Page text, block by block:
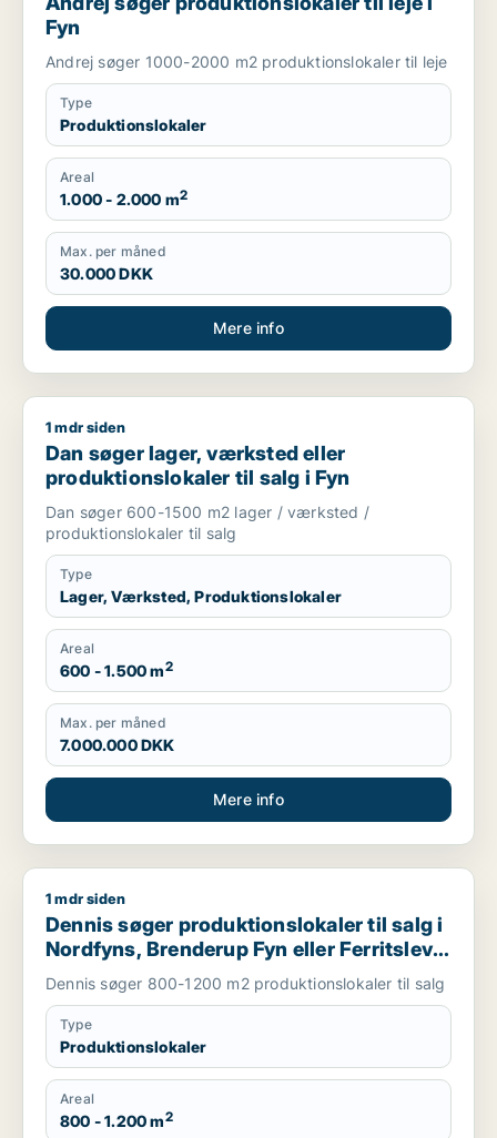
Fyn
Andrej søger 1000-2000 m2 produktionslokaler til leje
Type
Produktionslokaler
Areal
1.000 - 2.000 m2
Max. per måned
30.000 DKK
Mere info
Dan søger lager, værksted eller produktionslokaler til salg i
1 mdr siden
Dan søger lager, værksted eller
produktionslokaler til salg i Fyn
Dan søger 600-1500 m2 lager / værksted /
produktionslokaler til salg
Type
Lager, Værksted, Produktionslokaler
Areal
600 - 1.500 m2
Max. per måned
7.000.000 DKK
Mere info
Dennis søger produktionslokaler til salg i Nordfyns,
1 mdr siden
Dennis søger produktionslokaler til salg i
Nordfyns, Brenderup Fyn eller Ferritslev
Fyn m.fl.
Dennis søger 800-1200 m2 produktionslokaler til salg
Type
Produktionslokaler
Areal
800 - 1.200 m2